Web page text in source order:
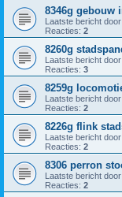
8346g gebouw
Laatste bericht door
Reacties: 2
8260g
Laatste bericht door
Reacties: 3
8259g
Laatste bericht door
Reacties: 2
8226g flink
Laatste bericht door
Reacties: 2
8306 perron
Laatste bericht door
Reacties: 2